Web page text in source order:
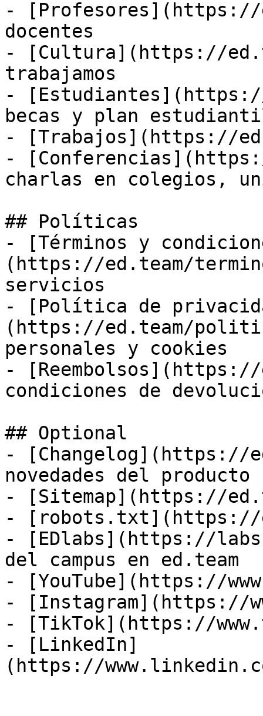
- [Profesores](https://
docentes
- [Cultura](https://
trabajamos
-
becas y plan
- [Trabajos](https://
-
charlas en colegios,
## Políticas
- [Términos y
(https://ed.team/
servicios
- [Política de
(https://ed.team/
personales y cookies
- [Reembolsos](https://
condiciones de
## Optional
- [Changelog](https://
novedades del producto
- [Sitemap](https://
- [robots.txt](https://
- [EDlabs](https://
del campus en ed.team
- [YouTube](https://
- [Instagram](https://
- [TikTok](https://
- [LinkedIn]